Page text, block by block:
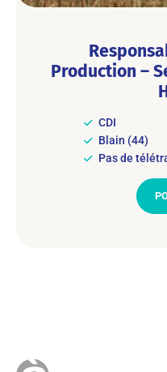
Production –
CDI
Blain (44)
Pas de